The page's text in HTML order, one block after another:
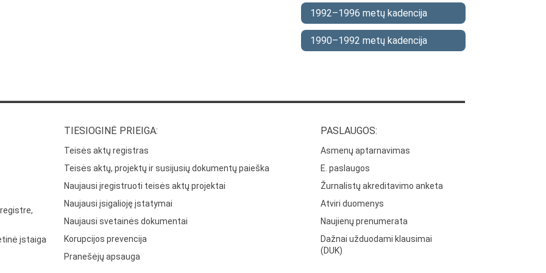
1992–1996 metų kadencija
1990–1992 metų kadencija
įstaiga
TIESIOGINĖ PRIEIGA:
Teisės aktų registras
Teisės aktų, projektų ir susijusių dokumentų paieška
Naujausi įregistruoti teisės aktų projektai
Naujausi įsigalioję įstatymai
Naujausi svetainės dokumentai
Korupcijos prevencija
Pranešėjų apsauga
PASLAUGOS:
Asmenų aptarnavimas
E. paslaugos
Žurnalistų akreditavimo anketa
Atviri duomenys
Naujienų prenumerata
Dažnai užduodami klausimai
(DUK)